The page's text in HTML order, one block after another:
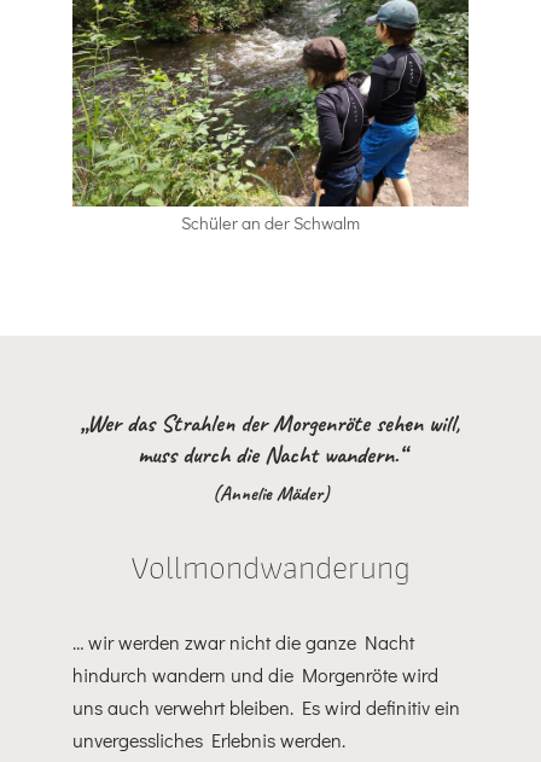
Schüler an der Schwalm
„Wer das Strahlen der Morgenröte sehen will,
muss durch die Nacht wandern.“
(Annelie Mäder)
Vollmondwanderung
… wir werden zwar nicht die ganze Nacht
hindurch wandern und die Morgenröte wird
uns auch verwehrt bleiben. Es wird definitiv ein
unvergessliches Erlebnis werden.